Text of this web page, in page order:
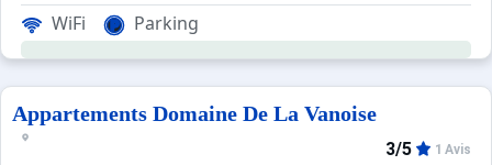
WiFi Parking
Appartements Domaine De La Vanoise
3/5 1 Avis